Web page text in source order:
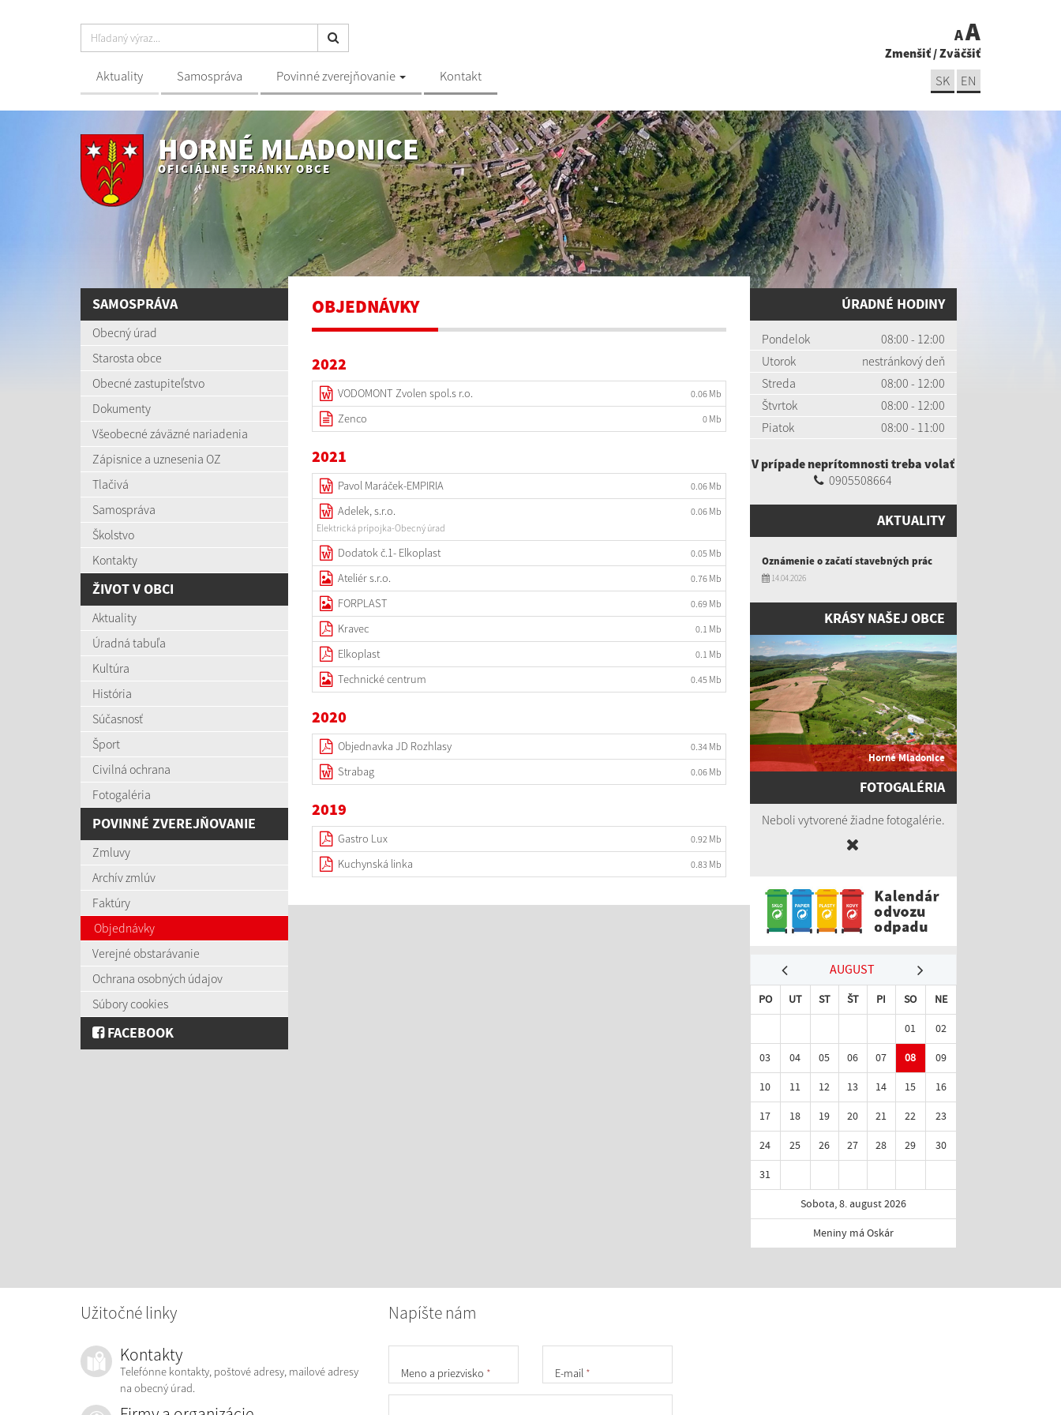
Aktuality Samospráva Povinné zverejňovanie Kontakt
AA
Zmenšiť/Zväčšiť
SK EN
HORNÉ MLADONICE
OFICIÁLNE STRÁNKY OBCE
SAMOSPRÁVA
Obecný úrad
Starosta obce
Obecné zastupiteľstvo
Dokumenty
Všeobecné záväzné nariadenia
Zápisnice a uznesenia OZ
Tlačivá
Samospráva
Školstvo
Kontakty
ŽIVOT V OBCI
Aktuality
Úradná tabuľa
Kultúra
História
Súčasnosť
Šport
Civilná ochrana
Fotogaléria
POVINNÉ ZVEREJŇOVANIE
Zmluvy
Archív zmlúv
Faktúry
Objednávky
Verejné obstarávanie
Ochrana osobných údajov
Súbory cookies
FACEBOOK
OBJEDNÁVKY
2022
VODOMONT Zvolen spol.s r.o. 0.06 Mb
Zenco 0 Mb
2021
Pavol Maráček-EMPIRIA 0.06 Mb
Adelek, s.r.o.
0.06 Mb
Elektrická prípojka-Obecný úrad
Dodatok č.1- Elkoplast 0.05 Mb
Ateliér s.r.o. 0.76 Mb
FORPLAST 0.69 Mb
Kravec 0.1 Mb
Elkoplast 0.1 Mb
Technické centrum 0.45 Mb
2020
Objednavka JD Rozhlasy 0.34 Mb
Strabag 0.06 Mb
2019
Gastro Lux 0.92 Mb
Kuchynská linka 0.83 Mb
ÚRADNÉ HODINY
Pondelok
08:00 - 12:00
Utorok
nestránkový deň
Streda
08:00 - 12:00
Štvrtok
08:00 - 12:00
Piatok
08:00 - 11:00
V prípade neprítomnosti treba volať
0905508664
AKTUALITY
Oznámenie o začatí stavebných prác
14.04.2026
KRÁSY NAŠEJ OBCE
Horné Mladonice
FOTOGALÉRIA
Neboli vytvorené žiadne fotogalérie.
AUGUST
PO UT ST ŠT PI SO
NE
01
02
03
04 05 06 07 08
09
10
11 12 13 14 15
16
17
18 19 20 21 22
23
24
25 26 27 28 29
30
31
Sobota, 8. august 2026
Meniny má Oskár
Napíšte nám
Meno a priezvisko * E-mail *
Užitočné linky
Kontakty
Telefónne kontakty, poštové adresy, mailové adresy
na obecný úrad.